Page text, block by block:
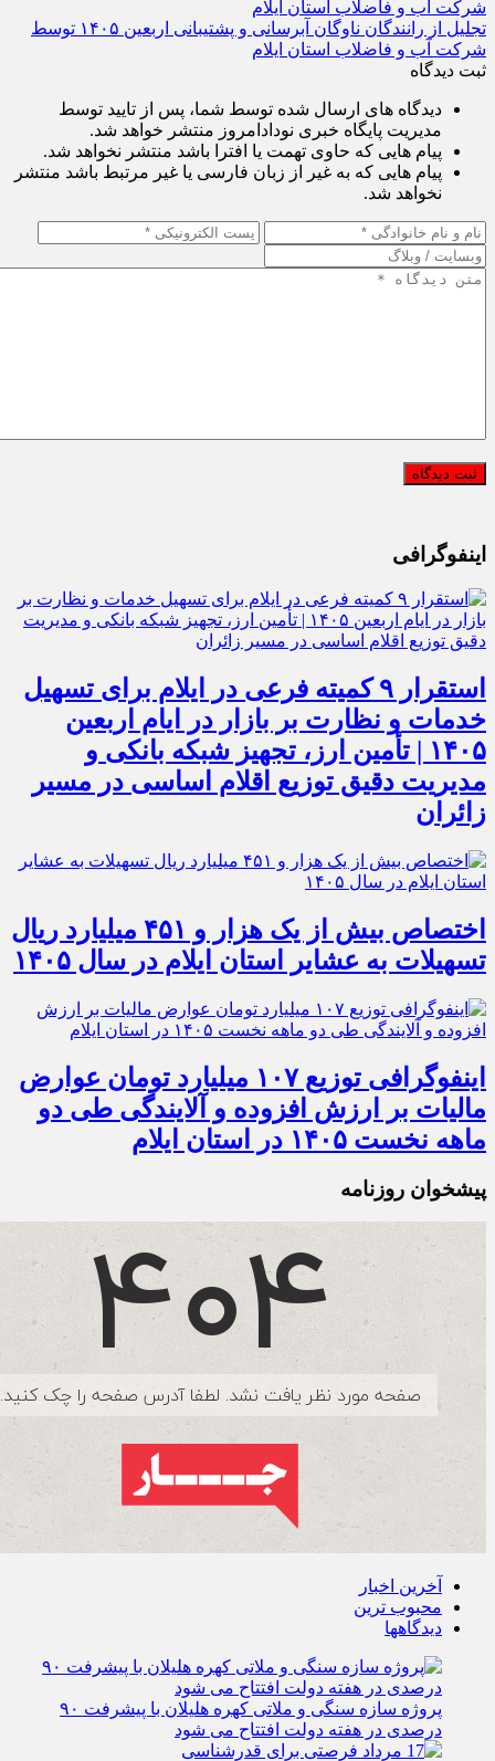
تجلیل از رانندگان ناوگان آبرسانی و پشتیبانی اربعین ۱۴۰۵ توسط
شرکت آب و فاضلاب استان ایلام
ثبت دیدگاه
دیدگاه های ارسال شده توسط شما، پس از تایید توسط
مدیریت پایگاه خبری نودادامروز منتشر خواهد شد.
پیام هایی که حاوی تهمت یا افترا باشد منتشر نخواهد شد.
پیام هایی که به غیر از زبان فارسی یا غیر مرتبط باشد منتشر
نخواهد شد.
اینفوگرافی
استقرار ۹ کمیته فرعی در ایلام برای تسهیل
خدمات و نظارت بر بازار در ایام اربعین
۱۴۰۵ | تأمین ارز، تجهیز شبکه بانکی و
مدیریت دقیق توزیع اقلام اساسی در مسیر
زائران
اختصاص بیش از یک هزار و ۴۵۱ میلیارد ریال
تسهیلات به عشایر استان ایلام در سال ۱۴۰۵
اینفوگرافی توزیع ۱۰۷ میلیارد تومان عوارض
مالیات بر ارزش افزوده و آلایندگی طی دو
ماهه نخست ۱۴۰۵ در استان ایلام
پیشخوان روزنامه
آخرین اخبار
محبوب ترین
دیدگاهها
پروژه سازه سنگی و ملاتی کهره هلیلان با پیشرفت ۹۰
درصدی در هفته دولت افتتاح می شود